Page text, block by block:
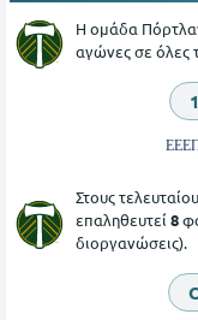
Η ομάδα
αγώνες σε όλες
1
Στους
επαληθευτεί 8
διοργανώσεις).